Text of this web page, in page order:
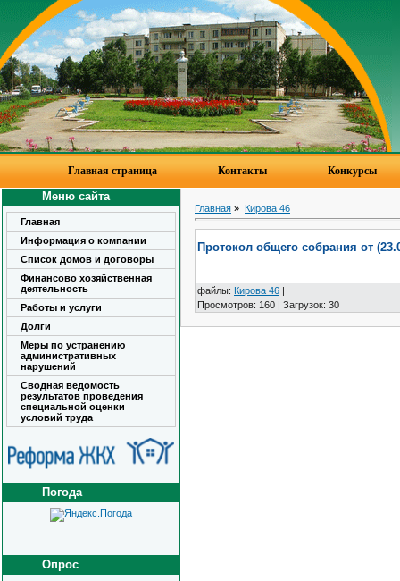
Главная страница Контакты Конкурсы
Меню сайта
Главная
Информация о компании
Список домов и договоры
Финансово хозяйственная
деятельность
Работы и услуги
Долги
Меры по устранению
административных
нарушений
Сводная ведомость
результатов проведения
специальной оценки
условий труда
Погода
Опрос
Главная » Кирова 46
Протокол общего собрания от
файлы: Кирова 46 |
Просмотров: 160 | Загрузок: 30